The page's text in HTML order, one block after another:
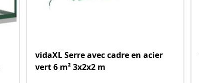
vidaXL Serre avec cadre en acier
vert 6 m² 3x2x2 m